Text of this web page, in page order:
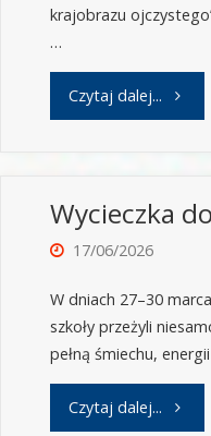
krajobrazu
…
Czytaj dalej...
Wycieczka
17/06/2026
W dniach 27–30
szkoły przeżyli
pełną śmiechu,
Czytaj dalej...